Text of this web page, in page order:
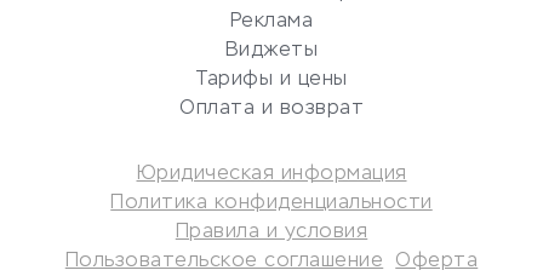
КРЕДИТЫ И ЗАЙМЫ
Потребительские кредиты
Кредитные карты
Реклама
Виджеты
Тарифы и цены
Оплата и возврат
Юридическая информация
Политика конфиденциальности
Правила и условия
Пользовательское соглашение
Оферта